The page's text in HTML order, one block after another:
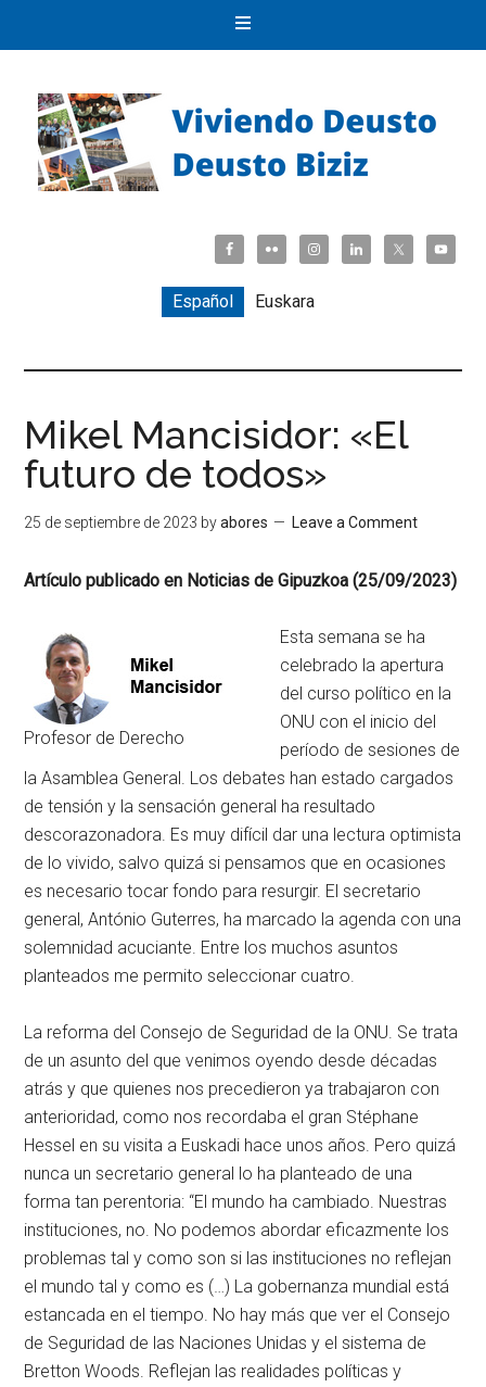
Español Euskara
Mikel Mancisidor: «El
futuro de todos»
25 de septiembre de 2023 byabores Leave a Comment
Artículo publicado en Noticias de Gipuzkoa (25/09/2023)
Profesor de Derecho
Esta semana se ha
celebrado la apertura
del curso político en la
ONU con el inicio del
período de sesiones de
la Asamblea General. Los debates han estado cargados
de tensión y la sensación general ha resultado
descorazonadora. Es muy difícil dar una lectura optimista
de lo vivido, salvo quizá si pensamos que en ocasiones
es necesario tocar fondo para resurgir. El secretario
general, António Guterres, ha marcado la agenda con una
solemnidad acuciante. Entre los muchos asuntos
planteados me permito seleccionar cuatro.
La reforma del Consejo de Seguridad de la ONU. Se trata
de un asunto del que venimos oyendo desde décadas
atrás y que quienes nos precedieron ya trabajaron con
anterioridad, como nos recordaba el gran Stéphane
Hessel en su visita a Euskadi hace unos años. Pero quizá
nunca un secretario general lo ha planteado de una
forma tan perentoria: “El mundo ha cambiado. Nuestras
instituciones, no. No podemos abordar eficazmente los
problemas tal y como son si las instituciones no reflejan
el mundo tal y como es (…) La gobernanza mundial está
estancada en el tiempo. No hay más que ver el Consejo
de Seguridad de las Naciones Unidas y el sistema de
Bretton Woods. Reflejan las realidades políticas y